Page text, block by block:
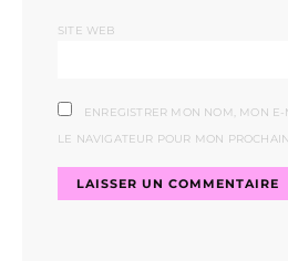
SITE WEB
ENREGISTRER MON NOM, MON
LE NAVIGATEUR POUR MON